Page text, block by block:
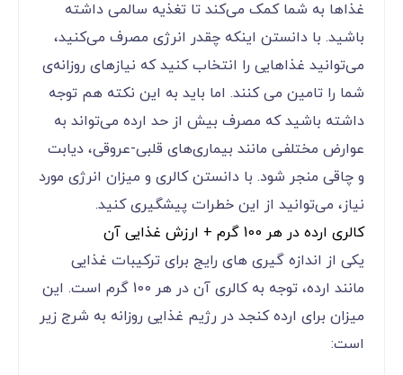
غذاها به شما کمک می‌کند تا تغذیه سالمی داشته
باشید. با دانستن اینکه چقدر انرژی مصرف می‌کنید،
می‌توانید غذاهایی را انتخاب کنید که نیازهای روزانه‌ی
شما را تامین می کنند. اما باید به این نکته هم توجه
داشته باشید که مصرف بیش از حد ارده می‌تواند به
عوارض مختلفی مانند بیماری‌های قلبی-عروقی، دیابت
و چاقی منجر شود. با دانستن کالری و میزان انرژی مورد
نیاز، می‌توانید از این خطرات پیشگیری کنید.
کالری ارده در هر 100 گرم + ارزش غذایی آن
یکی از اندازه گیری های رایج برای ترکیبات غذایی
مانند ارده، توجه به کالری آن در هر 100 گرم است. این
میزان برای ارده کنجد در رژیم غذایی روزانه به شرج زیر
است: